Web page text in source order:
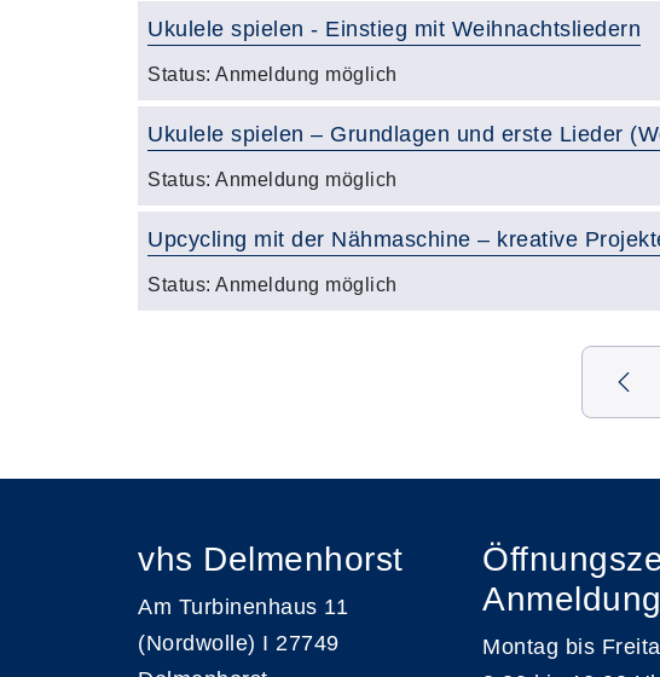
Ukulele spielen - Einstieg mit Weihnachtsliedern
Status: Anmeldung möglich
Ukulele spielen – Grundlagen und erste Lieder
Status: Anmeldung möglich
Upcycling mit der Nähmaschine – kreative
Status: Anmeldung möglich
vhs Delmenhorst
Am Turbinenhaus 11
(Nordwolle) I 27749
Anmeldung
Montag bis